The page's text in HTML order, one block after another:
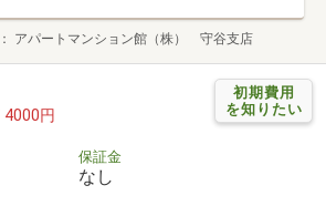
アパートマンション館（株） 守谷支店
初期費用
を知りたい
円
保証金
なし